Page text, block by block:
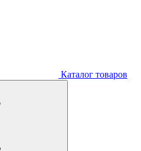
Каталог товаров